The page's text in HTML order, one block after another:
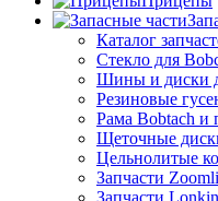
Каталог
Стекло для
Шины и диски
Резиновые
Рама Bobtach и
Щеточные
Цельнолитые
Запчасти
Запчасти